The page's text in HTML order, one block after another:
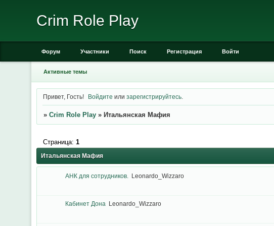
Crim Role Play
Форум Участники Поиск Регистрация Войти
Активные темы
Привет, Гость! Войдите илизарегистрируйтесь
» Crim Role Play » Итальянская Мафия
Итальянская Мафия
Страница: 1
АНК для сотрудников. Leonardo_Wizzaro
Кабинет Дона Leonardo_Wizzaro